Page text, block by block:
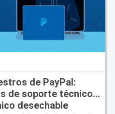
de PayPal:
de soporte técnico
desechable